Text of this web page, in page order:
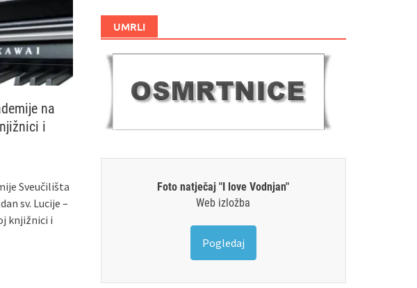
na
i
Sveučilišta
sv. Lucije –
knjižnici i
UMRLI
Foto natječaj "I love Vodnjan"
Web izložba
Pogledaj